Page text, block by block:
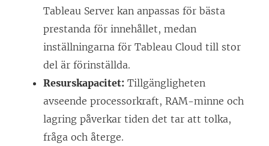
)
f
n
t
e
r
n
y
t
t
f
ö
n
s
Tableau Server kan anpassas för bästa
prestanda för innehållet, medan
inställningarna för Tableau Cloud till stor
del är förinställda.
Resurskapacitet: Tillgängligheten
avseende processorkraft, RAM-minne och
lagring påverkar tiden det tar att tolka,
fråga och återge.